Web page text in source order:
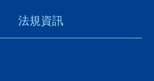
法規資訊